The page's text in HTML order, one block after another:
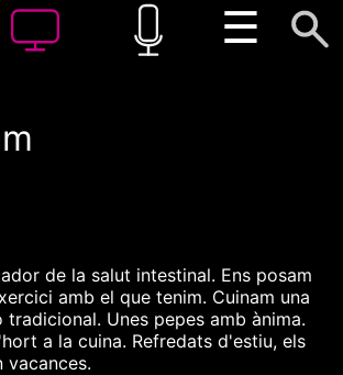
☰
00:00
de la salut intestinal. Ens posam
amb el que tenim. Cuinam una
Unes pepes amb ànima.
a la cuina. Refredats d'estiu, els
vacances.